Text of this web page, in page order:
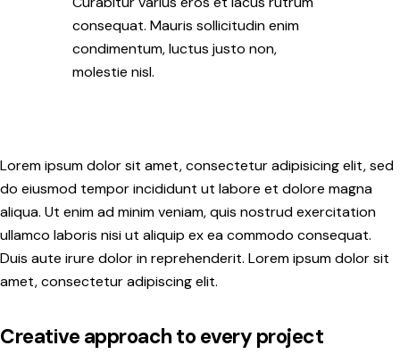
consequat. Mauris sollicitudin enim
condimentum, luctus justo non,
molestie nisl.
Lorem ipsum dolor sit amet, consectetur adipisicing elit, sed
do eiusmod tempor incididunt ut labore et dolore magna
aliqua. Ut enim ad minim veniam, quis nostrud exercitation
ullamco laboris nisi ut aliquip ex ea commodo consequat.
Duis aute irure dolor in reprehenderit. Lorem ipsum dolor sit
amet, consectetur adipiscing elit.
Creative approach to every project